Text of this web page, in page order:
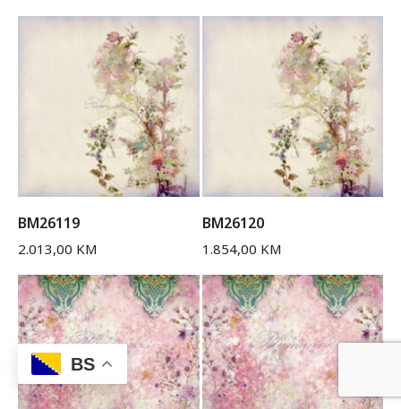
BM26119
2.013,00 KM
BM26120
1.854,00 KM
BS